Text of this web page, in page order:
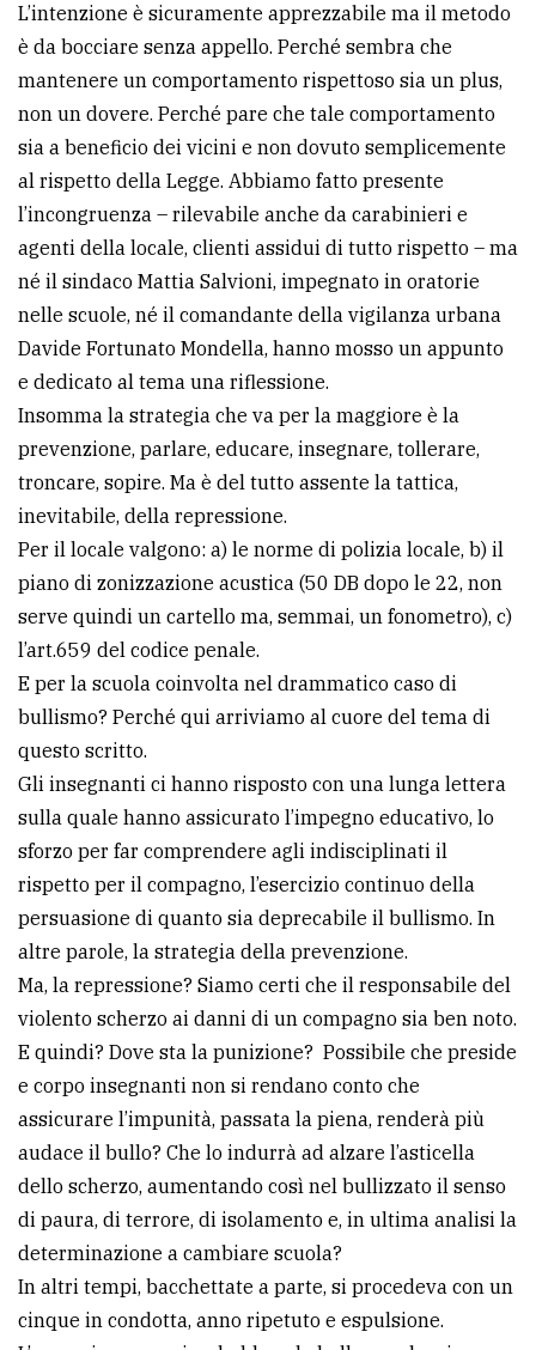
Cerca
per
comune
Ricerca
avanzata
LE
ALTRE
TESTATE
PRIVACY
Cookie
policy
L’intenzione è sicuramente apprezzabile ma il metodo
è da bocciare senza appello. Perché sembra che
mantenere un comportamento rispettoso sia un plus,
non un dovere. Perché pare che tale comportamento
sia a beneficio dei vicini e non dovuto semplicemente
al rispetto della Legge. Abbiamo fatto presente
l’incongruenza – rilevabile anche da carabinieri e
agenti della locale, clienti assidui di tutto rispetto – ma
né il sindaco Mattia Salvioni, impegnato in oratorie
nelle scuole, né il comandante della vigilanza urbana
Davide Fortunato Mondella, hanno mosso un appunto
e dedicato al tema una riflessione.
Insomma la strategia che va per la maggiore è la
prevenzione, parlare, educare, insegnare, tollerare,
troncare, sopire. Ma è del tutto assente la tattica,
inevitabile, della repressione.
Per il locale valgono: a) le norme di polizia locale, b) il
piano di zonizzazione acustica (50 DB dopo le 22, non
serve quindi un cartello ma, semmai, un fonometro), c)
l’art.659 del codice penale.
E per la scuola coinvolta nel drammatico caso di
bullismo? Perché qui arriviamo al cuore del tema di
questo scritto.
Gli insegnanti ci hanno risposto con una lunga lettera
sulla quale hanno assicurato l’impegno educativo, lo
sforzo per far comprendere agli indisciplinati il
rispetto per il compagno, l’esercizio continuo della
persuasione di quanto sia deprecabile il bullismo. In
altre parole, la strategia della prevenzione.
Ma, la repressione? Siamo certi che il responsabile del
violento scherzo ai danni di un compagno sia ben noto.
E quindi? Dove sta la punizione? Possibile che preside
e corpo insegnanti non si rendano conto che
assicurare l’impunità, passata la piena, renderà più
audace il bullo? Che lo indurrà ad alzare l’asticella
dello scherzo, aumentando così nel bullizzato il senso
di paura, di terrore, di isolamento e, in ultima analisi la
determinazione a cambiare scuola?
In altri tempi, bacchettate a parte, si procedeva con un
cinque in condotta, anno ripetuto e espulsione.